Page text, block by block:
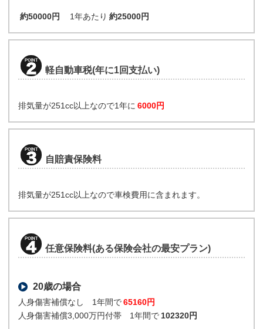
約50000円 1年あたり 約25000円
軽自動車税(年に1回支払い)
排気量が251cc以上なので1年に 6000円
自賠責保険料
排気量が251cc以上なので車検費用に含まれます。
任意保険料(ある保険会社の最安プラン)
20歳の場合
人身傷害補償なし 1年間で65160円
人身傷害補償3,000万円付帯 1年間で 102320円